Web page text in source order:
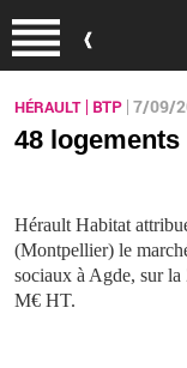
HÉRAULT BTP 7/09/
48
Hérault Habitat
(Montpellier) le
sociaux à Agde, sur
M€ HT.